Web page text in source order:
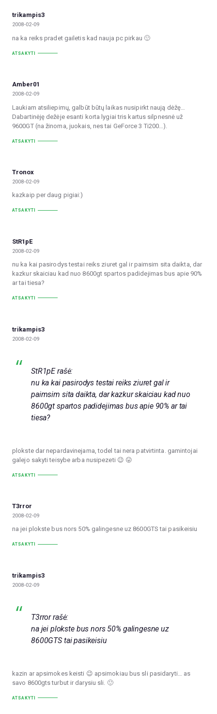
trikampis3
2008-02-09
na ka reiks pradet gailetis kad nauja pc pirkau 🙂
ATSAKYTI
Amber01
2008-02-09
Laukiam atsiliepimų, galbūt būtų laikas nusipirkt naują dėžę…
Dabartinėję dežėje esanti korta lygiai tris kartus silpnesnė už
9600GT (na žinoma, juokais, nes tai GeForce 3 Ti200…).
ATSAKYTI
Tronox
2008-02-09
kazkaip per daug pigiai:)
ATSAKYTI
StR1pE
2008-02-09
nu ka kai pasirodys testai reiks ziuret gal ir paimsim sita daikta, dar
kazkur skaiciau kad nuo 8600gt spartos padidejimas bus apie 90%
ar tai tiesa?
ATSAKYTI
trikampis3
2008-02-09
StR1pE rašė:
nu ka kai pasirodys testai reiks ziuret gal ir
paimsim sita daikta, dar kazkur skaiciau kad nuo
8600gt spartos padidejimas bus apie 90% ar tai
tiesa?
plokste dar nepardavinejama, todel tai nera patvirtinta. gamintojai
galejo sakyti teisybe arba nusipezeti 😉 😛
ATSAKYTI
T3rror
2008-02-09
na jei plokste bus nors 50% galingesne uz 8600GTS tai pasikeisiu
ATSAKYTI
trikampis3
2008-02-09
T3rror rašė:
na jei plokste bus nors 50% galingesne uz
8600GTS tai pasikeisiu
kazin ar apsimokes keisti 😉 apsimokiau bus sli pasidaryti… as
savo 8600gts turbut ir darysiu sli. 🙂
ATSAKYTI